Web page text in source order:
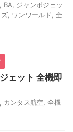
BA
ジャンボジェッ
ワンワールド
全
ェット 全機即
カンタス航空 全機